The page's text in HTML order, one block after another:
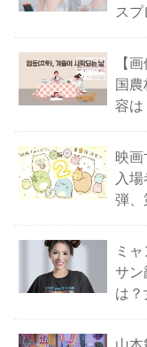
ス
【
国
容は
映
入
弾、
ミ
サン
は？